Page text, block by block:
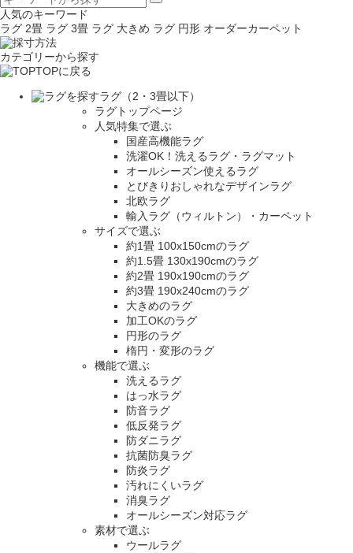
人気のキーワード
ラグ 2畳 ラグ 3畳 ラグ 大きめ ラグ 円形 オーダーカーペット
カテゴリーから探す
TOPに戻る
ラグ（2・3畳以下）
ラグトップページ
人気特集で選ぶ
国産高機能ラグ
洗濯OK！洗えるラグ・ラグマット
オールシーズン使えるラグ
とびきりおしゃれなデザインラグ
北欧ラグ
輸入ラグ（ウィルトン）・カーペット
サイズで選ぶ
約1畳 100x150cmのラグ
約1.5畳 130x190cmのラグ
約2畳 190x190cmのラグ
約3畳 190x240cmのラグ
大きめのラグ
加工OKのラグ
円形のラグ
楕円・変形のラグ
機能で選ぶ
洗えるラグ
はっ水ラグ
防音ラグ
低反発ラグ
防ダニラグ
抗菌防臭ラグ
防炎ラグ
汚れにくいラグ
消臭ラグ
オールシーズン対応ラグ
素材で選ぶ
ウールラグ